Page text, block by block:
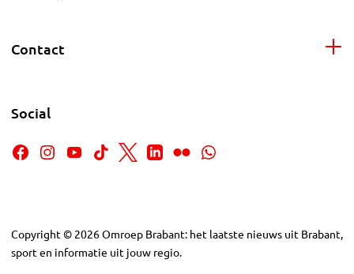
Contact
Social
Copyright © 2026Omroep Brabant: het laatste nieuws uit Brabant,
sport en informatie uit jouw regio.